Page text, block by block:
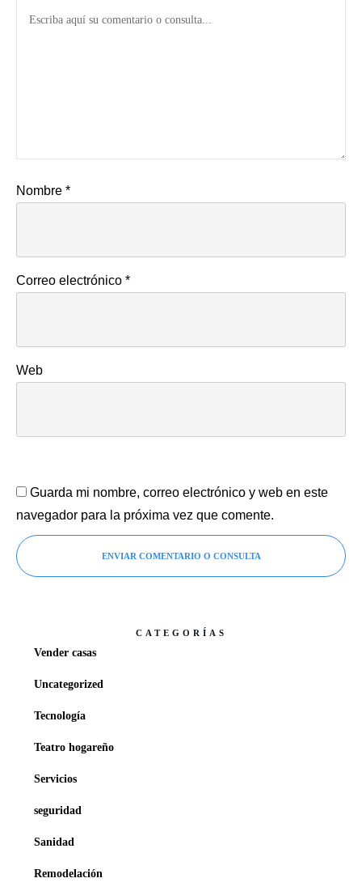
Nombre *
Correo electrónico *
Web
Guarda mi nombre, correo electrónico y web en este
navegador para la próxima vez que comente.
ENVIAR COMENTARIO O CONSULTA
CATEGORÍAS
Vender casas
Uncategorized
Tecnología
Teatro hogareño
Servicios
seguridad
Sanidad
Remodelación